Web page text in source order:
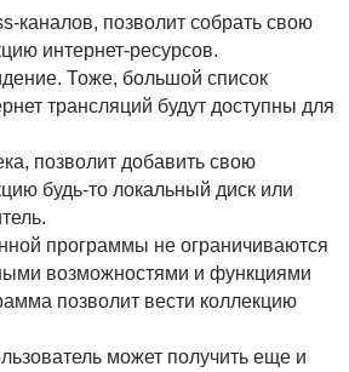
каналов, позволит собрать свою
интернет-ресурсов.
Тоже, большой список
трансляций будут доступны для
позволит добавить свою
будь-то локальный диск или
программы не ограничиваются
возможностями и функциями
позволит вести коллекцию
может получить еще и